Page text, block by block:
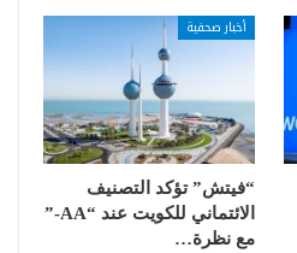
أخبار صحفية
“فيتش” تؤكد التصنيف
الائتماني للكويت عند “AA-”
مع نظرة…